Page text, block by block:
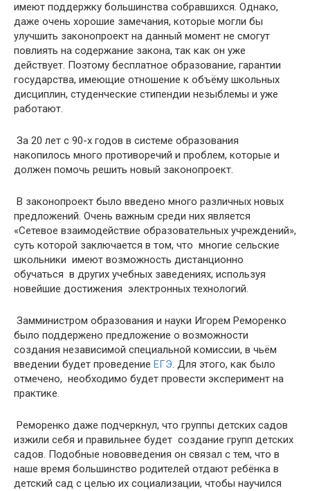
имеют поддержку большинства собравшихся. Однако,
даже очень хорошие замечания, которые могли бы
улучшить законопроект на данный момент не смогут
повлиять на содержание закона, так как он уже
действует. Поэтому бесплатное образование, гарантии
государства, имеющие отношение к объёму школьных
дисциплин, студенческие стипендии незыблемы и уже
работают.
За 20 лет с 90-х годов в системе образования
накопилось много противоречий и проблем, которые и
должен помочь решить новый законопроект.
В законопроект было введено много различных новых
предложений. Очень важным среди них является
«Сетевое взаимодействие образовательных учреждений»,
суть которой заключается в том, что многие сельские
школьники имеют возможность дистанционно
обучаться в других учебных заведениях, используя
новейшие достижения электронных технологий.
Замминистром образования и науки Игорем Реморенко
было поддержено предложение о возможности
создания независимой специальной комиссии, в чьём
введении будет проведение ЕГЭ. Для этого, как было
отмечено, необходимо будет провести эксперимент на
практике.
Реморенко даже подчеркнул, что группы детских садов
изжили себя и правильнее будет создание групп детских
садов. Подобные нововведения он связал с тем, что в
наше время большинство родителей отдают ребёнка в
детский сад с целью их социализации, чтобы научился